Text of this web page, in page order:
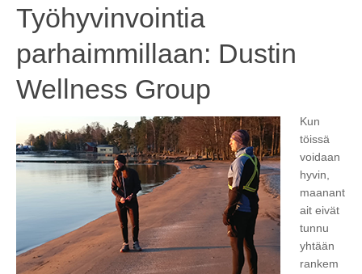
Työhyvinvointia
parhaimmillaan: Dustin
Wellness Group
Kun
töissä
voidaan
hyvin,
maanant
ait eivät
tunnu
yhtään
rankem